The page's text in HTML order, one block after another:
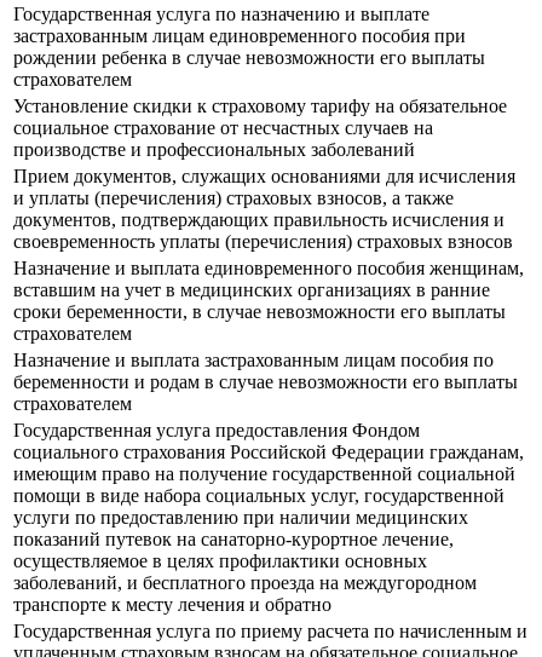
Государственная услуга по назначению и выплате
застрахованным лицам единовременного пособия при
рождении ребенка в случае невозможности его выплаты
страхователем
Установление скидки к страховому тарифу на обязательное
социальное страхование от несчастных случаев на
производстве и профессиональных заболеваний
Прием документов, служащих основаниями для исчисления
и уплаты (перечисления) страховых взносов, а также
документов, подтверждающих правильность исчисления и
своевременность уплаты (перечисления) страховых взносов
Назначение и выплата единовременного пособия женщинам,
вставшим на учет в медицинских организациях в ранние
сроки беременности, в случае невозможности его выплаты
страхователем
Назначение и выплата застрахованным лицам пособия по
беременности и родам в случае невозможности его выплаты
страхователем
Государственная услуга предоставления Фондом
социального страхования Российской Федерации гражданам,
имеющим право на получение государственной социальной
помощи в виде набора социальных услуг, государственной
услуги по предоставлению при наличии медицинских
показаний путевок на санаторно-курортное лечение,
осуществляемое в целях профилактики основных
заболеваний, и бесплатного проезда на междугородном
транспорте к месту лечения и обратно
Государственная услуга по приему расчета по начисленным и